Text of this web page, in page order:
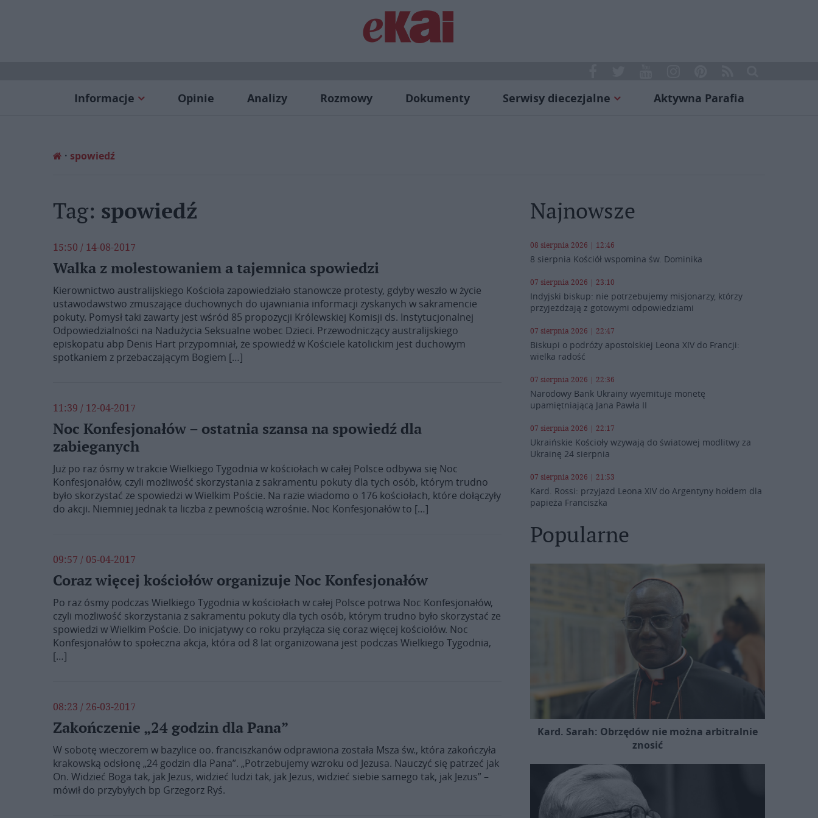
Informacje Opinie Analizy Rozmowy Dokumenty Serwisy diecezjalne Aktywna Parafia
spowiedź
Tag: spowiedź
15:50 / 14-08-2017
Walka z molestowaniem a tajemnica spowiedzi
Kierownictwo australijskiego Kościoła zapowiedziało stanowcze protesty, gdyby weszło w życie
ustawodawstwo zmuszające duchownych do ujawniania informacji zyskanych w sakramencie
pokuty. Pomysł taki zawarty jest wśród 85 propozycji Królewskiej Komisji ds. Instytucjonalnej
Odpowiedzialności na Nadużycia Seksualne wobec Dzieci. Przewodniczący australijskiego
episkopatu abp Denis Hart przypomniał, że spowiedź w Kościele katolickim jest duchowym
spotkaniem z przebaczającym Bogiem […]
11:39 / 12-04-2017
Noc Konfesjonałów – ostatnia szansa na spowiedź dla
zabieganych
Już po raz ósmy w trakcie Wielkiego Tygodnia w kościołach w całej Polsce odbywa się Noc
Konfesjonałów, czyli możliwość skorzystania z sakramentu pokuty dla tych osób, którym trudno
było skorzystać ze spowiedzi w Wielkim Poście. Na razie wiadomo o 176 kościołach, które dołączyły
do akcji. Niemniej jednak ta liczba z pewnością wzrośnie. Noc Konfesjonałów to […]
09:57 / 05-04-2017
Coraz więcej kościołów organizuje Noc Konfesjonałów
Po raz ósmy podczas Wielkiego Tygodnia w kościołach w całej Polsce potrwa Noc Konfesjonałów,
czyli możliwość skorzystania z sakramentu pokuty dla tych osób, którym trudno było skorzystać ze
spowiedzi w Wielkim Poście. Do inicjatywy co roku przyłącza się coraz więcej kościołów. Noc
Konfesjonałów to społeczna akcja, która od 8 lat organizowana jest podczas Wielkiego Tygodnia,
[…]
08:23 / 26-03-2017
Zakończenie „24 godzin dla Pana”
W sobotę wieczorem w bazylice oo. franciszkanów odprawiona została Msza św., która zakończyła
krakowską odsłonę „24 godzin dla Pana”. „Potrzebujemy wzroku od Jezusa. Nauczyć się patrzeć jak
On. Widzieć Boga tak, jak Jezus, widzieć ludzi tak, jak Jezus, widzieć siebie samego tak, jak Jezus” –
mówił do przybyłych bp Grzegorz Ryś.
Najnowsze
08 sierpnia 2026 | 12:46
8 sierpnia Kościół wspomina św. Dominika
07 sierpnia 2026 | 23:10
Indyjski biskup: nie potrzebujemy misjonarzy, którzy
przyjeżdżają z gotowymi odpowiedziami
07 sierpnia 2026 | 22:47
Biskupi o podróży apostolskiej Leona XIV do Francji:
wielka radość
07 sierpnia 2026 | 22:36
Narodowy Bank Ukrainy wyemituje monetę
upamiętniającą Jana Pawła II
07 sierpnia 2026 | 22:17
Ukraińskie Kościoły wzywają do światowej modlitwy za
Ukrainę 24 sierpnia
07 sierpnia 2026 | 21:53
Kard. Rossi: przyjazd Leona XIV do Argentyny hołdem dla
papieża Franciszka
Popularne
Kard. Sarah: Obrzędów nie można arbitralnie
znosić